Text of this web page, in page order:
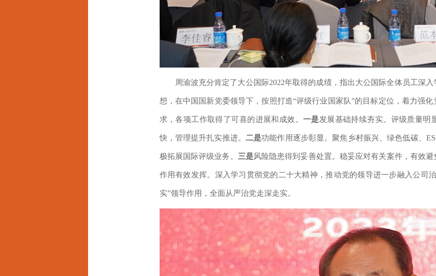
周渝波充分肯定了大公国际2022年取得的成绩，指出大公国际全体员工深入
想，在中国国新党委领导下，按照打造“评级行业国家队”的目标定位，着力强
求 ，各项工作取得了可喜的进展和成效。一是发展基础持续夯实。评级质量明
快，管理提升扎实推进。 二是功能作用逐步彰显。聚焦 乡村振兴、绿色低碳、
极拓展国际评级业务。 三是风险隐患得到妥善处置。稳妥应对有关案件， 有效避
作用有效发挥。 深入学习贯彻党的二十大精神，推动党的领导进一步融入公司
实”领导作用 ，全面从严治党走深走实。